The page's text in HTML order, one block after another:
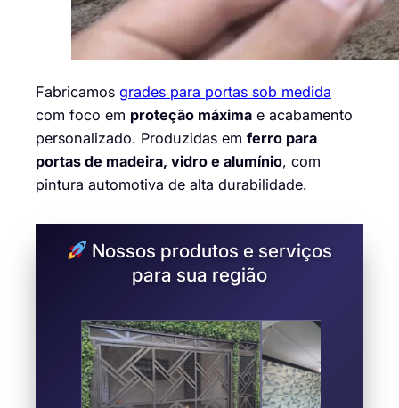
Fabricamos grades para portas sob medida
com foco em proteção máxima e acabamento
personalizado. Produzidas em ferro para
portas de madeira, vidro e alumínio, com
pintura automotiva de alta durabilidade.
Nossos produtos e serviços
para sua região